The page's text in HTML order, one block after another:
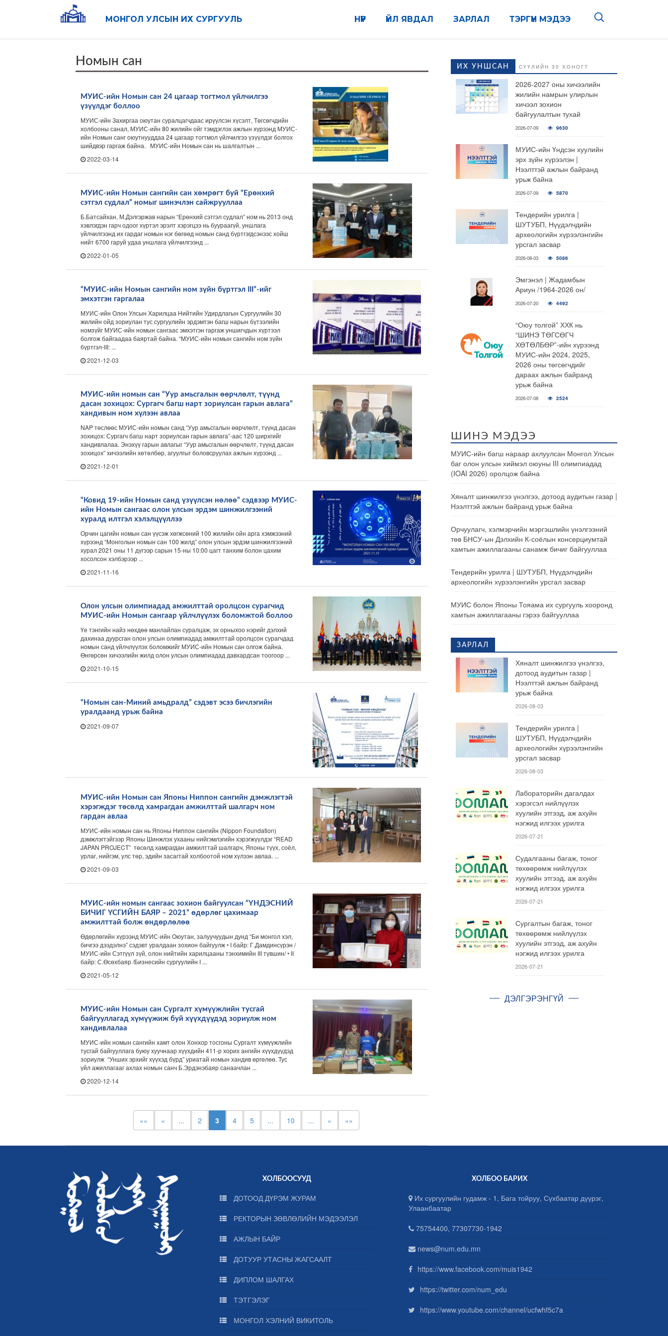
МОНГОЛ УЛСЫН ИХ СУРГУУЛЬ ТЭРГҮҮН МЭДЭЭ
ЗАРЛАЛ
ҮЙЛ ЯВДАЛ
НҮҮР
Номын сан
МУИС-ийн Номын сан 24 цагаар тогтмол үйлчилгээ
үзүүлдэг боллоо
МУИС-ийн Захиргаа оюутан суралцагчдаас ирүүлсэн хүсэлт, Төгсөгчдийн
холбооны санал, МУИС-ийн 80 жилийн ойг тэмдэглэх ажлын хүрээнд МУИС-
ийн Номын санг оюутнууддаа 24 цагаар тогтмол үйлчилгээ үзүүлдэг болгох
шийдвэр гаргаж байна. МУИС-ийн Номын сан нь шалгалтын ...
2022-03-14
МУИС-ийн Номын сангийн сан хөмрөгт буй “Ерөнхий
сэтгэл судлал” номыг шинэчлэн сайжрууллаа
Б.Батсайхан, М.Дэлгэржав нарын “Ерөнхий сэтгэл судлал” ном нь 2013 онд
хэвлэгдэн гарч одоог хүртэл эрэлт хэрэгцээ нь буураагүй, уншлага
үйлчилгээнд их гардаг номын нэг бөгөөд номын санд бүртгэгдсэнээс хойш
нийт 6700 гаруй удаа уншлага үйлчилгээнд ...
2022-01-05
“МУИС-ийн Номын сангийн ном зүйн бүртгэл III”-ийг
эмхэтгэн гаргалаа
МУИС-ийн Олон Улсын Харилцаа Нийтийн Удирдлагын Сургуулийн 30
жилийн ойд зориулан тус сургуулийн эрдэмтэн багш нарын бүтээлийн
номзүйг МУИС-ийн номын сангаас эмхэтгэн гаргаж уншигчдын хүртээл
болгож байгаадаа баяртай байна. “МУИС-ийн номын сангийн ном зүйн
бүртгэл-III: ...
2021-12-03
МУИС-ийн номын сан “Уур амьсгалын өөрчлөлт, түүнд
дасан зохицох: Сургагч багш нарт зориулсан гарын авлага”
хандивын ном хүлээн авлаа
NAP төслөөс МУИС-ийн номын санд “Уур амьсгалын өөрчлөлт, түүнд дасан
зохицох: Сургагч багш нарт зориулсан гарын авлага”-аас 120 ширхгийг
хандивлалаа. Энэхүү гарын авлагыг “Уур амьсгалын өөрчлөлт, түүнд дасан
зохицох” хичээлийн хөтөлбөр, агуулгыг боловсруулах ажлын хүрээнд ...
2021-12-01
“Ковид 19-ийн Номын санд үзүүлсэн нөлөө” сэдвээр МУИС-
ийн Номын сангаас олон улсын эрдэм шинжилгээний
хуралд илтгэл хэлэлцүүллээ
Орчин цагийн номын сан үүсэж хөгжсөний 100 жилийн ойн арга хэмжээний
хүрээнд “Монголын номын сан 100 жилд” олон улсын эрдэм шинжилгээний
хурал 2021 оны 11 дүгээр сарын 15-ны 10:00 цагт танхим болон цахим
хосолсон хэлбэрээр ...
2021-11-16
Олон улсын олимпиадад амжилттай оролцсон сурагчид
МУИС-ийн Номын сангаар үйлчлүүлэх боломжтой боллоо
Үе тэнгийн найз нөхдөө манлайлан суралцаж, эх орныхоо нэрийг дэлхий
дахинаа дуурсган олон улсын олимпиадад амжилттай оролцсон сурагчдад
номын санд үйлчлүүлэх боломжийг МУИС-ийн Номын сан олгож байна.
Өнгөрсөн хичээлийн жилд олон улсын олимпиадад давхардсан тоогоор ...
2021-10-15
“Номын сан-Миний амьдралд” сэдэвт эсээ бичлэгийн
уралдаанд урьж байна
2021-09-07
МУИС-ийн Номын сан Японы Ниппон сангийн дэмжлэгтэй
хэрэгждэг төсөлд хамрагдан амжилттай шалгарч ном
гардан авлаа
МУИС-ийн номын сан нь Японы Ниппон сангийн (Nippon Foundation)
дэмжлэгтэйгээр Японы Шинжлэх ухааны нийгэмлэгийн хэрэгжүүлдэг “READ
JAPAN PROJECT” төсөлд хамрагдан амжилттай шалгарч, Японы түүх, соёл,
урлаг, нийгэм, улс төр, эдийн засагтай холбоотой ном хүлээн авлаа. ...
2021-09-03
МУИС-ийн номын сангаас зохион байгуулсан “ҮНДЭСНИЙ
БИЧИГ ҮСГИЙН БАЯР – 2021” өдөрлөг цахимаар
амжилттай болж өндөрлөлөө
Өдөрлөгийн хүрээнд МУИС-ийн Оюутан, залуучуудын дунд “Би монгол хэл,
бичгээ дээдэлнэ” сэдэвт уралдаан зохион байгуулж • I байр: Г.Дамдинсүрэн /
МУИС-ийн Сэтгүүл зүй, олон нийтийн харилцааны тэнхимийн III түвшин/ • II
байр: С.Өсөхбаяр /Бизнесийн сургуулийн I ...
2021-05-12
МУИС-ийн Номын сан Сургалт хүмүүжлийн тусгай
байгууллагад хүмүүжиж буй хүүхдүүдэд зориулж ном
хандивлалаа
МУИС-ийн номын сангийн хамт олон Хонхор тосгоны Сургалт хүмүүжлийн
тусгай байгууллага буюу хуучнаар хүүхдийн 411-р хорих ангийн хүүхдүүдэд
зориулж “Унших эрхийг хүүхэд бүрд” уриатай номын хандив өргөлөө. Тус
үйл ажиллагааг ахлах номын санч Б.Эрдэнэбаяр санаачлан ...
2020-12-14
«« « ... 2 3 4 5 ... 10 ... » »»
ИХ УНШСАН СҮҮЛИЙН 30 ХОНОГТ
2026-2027 оны хичээлийн
жилийн намрын улирлын
хичээл зохион
байгуулалтын тухай
2026-07-09 9630
МУИС-ийн Үндсэн хуулийн
эрх зүйн хүрээлэн |
Нээлттэй ажлын байранд
урьж байна
2026-07-09 5870
Тендерийн урилга |
ШУТУБП, Нүүдэлчдийн
археологийн хүрээлэнгийн
урсгал засвар
2026-08-03 5086
Эмгэнэл | Жадамбын
Ариун /1964-2026 он/
2026-07-20 4492
“Оюу толгой” ХХК нь
“ШИНЭ ТӨГСӨГЧ
ХӨТӨЛБӨР”-ийн хүрээнд
МУИС-ийн 2024, 2025,
2026 оны төгсөгчдийг
дараах ажлын байранд
урьж байна
2026-07-08 2524
ШИНЭ МЭДЭЭ
МУИС-ийн багш нараар ахлуулсан Монгол Улсын
баг олон улсын хиймэл оюуны III олимпиадад
(IOAI 2026) оролцож байна
Хяналт шинжилгээ үнэлгээ, дотоод аудитын газар |
Нээлттэй ажлын байранд урьж байна
Орчуулагч, хэлмэрчийн мэргэшлийн үнэлгээний
төв БНСУ-ын Дэлхийн К-соёлын консерциумтай
хамтын ажиллагааны санамж бичиг байгууллаа
Тендерийн урилга | ШУТУБП, Нүүдэлчдийн
археологийн хүрээлэнгийн урсгал засвар
МУИС болон Японы Тояама их сургууль хооронд
хамтын ажиллагааны гэрээ байгууллаа
ЗАРЛАЛ
Хяналт шинжилгээ үнэлгээ,
дотоод аудитын газар |
Нээлттэй ажлын байранд
урьж байна
2026-08-03
Тендерийн урилга |
ШУТУБП, Нүүдэлчдийн
археологийн хүрээлэнгийн
урсгал засвар
2026-08-03
Лабораторийн дагалдах
хэрэгсэл нийлүүлэх
хуулийн этгээд, аж ахуйн
нэгжид илгээх урилга
2026-07-21
Судалгааны багаж, тоног
төхөөрөмж нийлүүлэх
хуулийн этгээд, аж ахуйн
нэгжид илгээх урилга
2026-07-21
Сургалтын багаж, тоног
төхөөрөмж нийлүүлэх
хуулийн этгээд, аж ахуйн
нэгжид илгээх урилга
2026-07-21
ДЭЛГЭРЭНГҮЙ
ХОЛБООСУУД
ДОТООД ДҮРЭМ ЖУРАМ
РЕКТОРЫН ЗӨВЛӨЛИЙН МЭДЭЭЛЭЛ
АЖЛЫН БАЙР
ДОТУУР УТАСНЫ ЖАГСААЛТ
ДИПЛОМ ШАЛГАХ
ТЭТГЭЛЭГ
МОНГОЛ ХЭЛНИЙ ВИКИТОЛЬ
ХОЛБОО БАРИХ
Их сургуулийн гудамж - 1, Бага тойруу, Сүхбаатар дүүрэг,
Улаанбаатар
75754400, 77307730-1942
news@num.edu.mn
https://www.facebook.com/muis1942
https://twitter.com/num_edu
https://www.youtube.com/channel/ucfwhf5c7a